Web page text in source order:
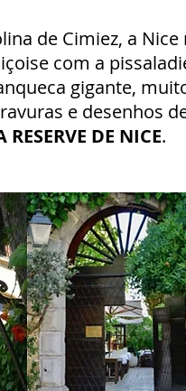
de Cimiez, a
com a
gigante,
e desenhos
RESERVE DE NICE.